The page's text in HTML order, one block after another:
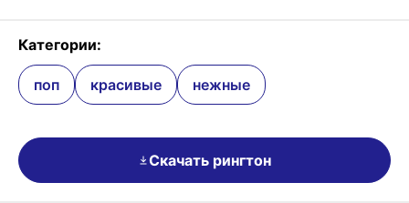
Категории:
поп красивые нежные
Скачать рингтон